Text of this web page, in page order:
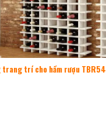
trang trí cho hầm rượu TBR54